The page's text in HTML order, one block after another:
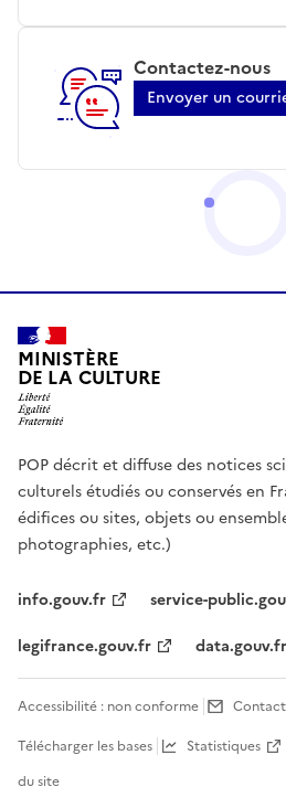
Contactez-nous
Envoyer un
MINISTÈRE
DE LA CULTURE
POP décrit et diffuse des notices
culturels étudiés ou conservés en
édifices ou sites, objets ou
photographies, etc.)
info.gouv.fr
service-
legifrance.gouv.fr
data.gouv.fr
Accessibilité : non conforme Contact
Télécharger les bases
Statistiques
du site